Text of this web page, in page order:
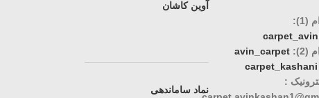
(1):
(2):
avin_carpet
carpet_kashani
:
آوین کاشان
نماد ساماندهی